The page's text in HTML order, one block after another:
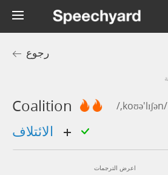
رجوع
Coalition /,koʊə'lɪʃən/
اعرض الترجمات